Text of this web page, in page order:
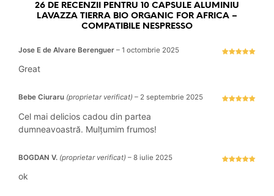
26 DE RECENZII PENTRU 10 CAPSULE ALUMINIU
LAVAZZA TIERRA BIO ORGANIC FOR AFRICA –
COMPATIBILE NESPRESSO
Jose E de Alvare Berenguer – 1 octombrie 2025
Great
Bebe Ciuraru (proprietar verificat) – 2 septembrie 2025
Cel mai delicios cadou din partea
dumneavoastră. Mulțumim frumos!
BOGDAN V. (proprietar verificat) – 8 iulie 2025
ok